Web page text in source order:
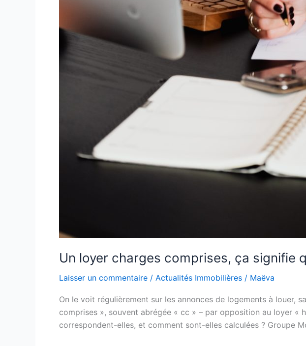
Un loyer charges comprises, ça signifie
Laisser un commentaire / Actualités Immobilières / Maëva
On le voit régulièrement sur les annonces de logements à louer,
comprises », souvent abrégée « cc » – par opposition au loyer «
correspondent-elles, et comment sont-elles calculées ? Groupe